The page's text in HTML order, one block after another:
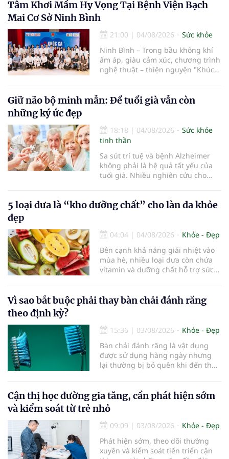
Tâm Khơi Mầm Hy Vọng Tại Bệnh Viện Bạch
Mai Cơ Sở Ninh Bình
21:00 | 04/08/2026
Sức khỏe
Ninh Bình – Trong bầu không khí
ấm áp, giàu cảm xúc, chương trình
nghệ thuật – thiện nguyện "Khúc
điểm dừng chân đầu tiên tại Bệnh
viện Bạch Mai cơ sở Ninh Bình.
Giữ não bộ minh mẫn: Để tuổi già vẫn còn
những ký ức đẹp
18:18 | 04/08/2026
Sức khỏe
tinh thần
Sa sút trí tuệ và bệnh Alzheimer
không phải là hệ quả tất yếu của
tuổi già. Nhiều nghiên cứu cho
rèn luyện trí não mỗi ngày có thể
tuổi gìn giữ trí nhớ và sống độc lập
5 loại dưa là “kho dưỡng chất” cho làn da khỏe
đẹp
04:04 | 04/08/2026
Khỏe - Đẹp
Bên cạnh khả năng giải nhiệt vào
mùa hè, nhiều loại dưa còn chứa
vitamin và dưỡng chất hỗ trợ sức
Vì sao bắt buộc phải thay bàn chải đánh răng
theo định kỳ?
15:36 | 03/08/2026
Khỏe - Đẹp
Bàn chải đánh răng là vật dụng
được sử dụng hàng ngày nhưng
lại thường bị bỏ quên khi đến thời
bàn chải quá lâu có thể làm giảm
hiệu quả làm sạch và ảnh hưởng
đến sức khỏe răng miệng...
Cận thị học đường gia tăng, cần phát hiện sớm
và kiểm soát từ trẻ nhỏ
09:09 | 03/08/2026
Khỏe - Đẹp
Phát hiện sớm, theo dõi thường
xuyên và kiểm soát tiến triển cận